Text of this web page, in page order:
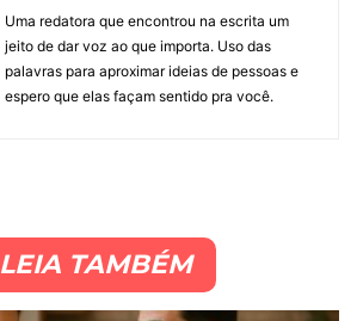
Uma redatora que encontrou na escrita um
jeito de dar voz ao que importa. Uso das
palavras para aproximar ideias de pessoas e
espero que elas façam sentido pra você.
LEIA TAMBÉM